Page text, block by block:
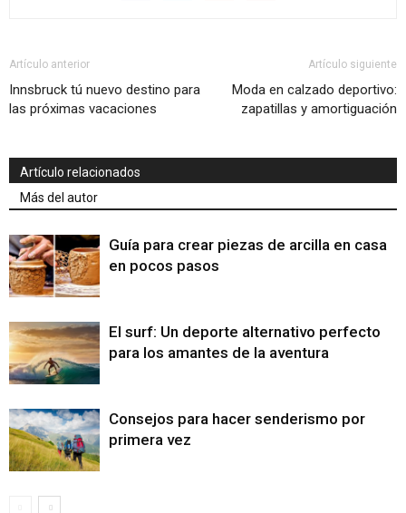
Artículo anterior
Innsbruck tú nuevo destino para
las próximas vacaciones
Artículo siguiente
Moda en calzado deportivo:
zapatillas y amortiguación
Artículo relacionados
Más del autor
Guía para crear piezas de arcilla en casa
en pocos pasos
El surf: Un deporte alternativo perfecto
para los amantes de la aventura
Consejos para hacer senderismo por
primera vez